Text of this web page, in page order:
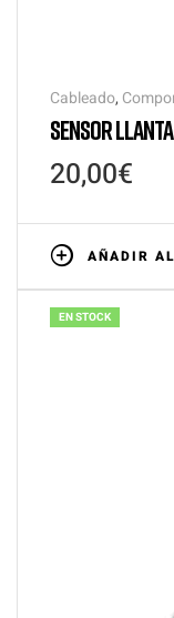
Cableado,
SENSOR
20,00€
AÑADIR
EN STOCK